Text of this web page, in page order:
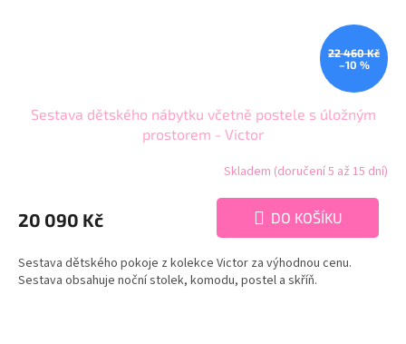
22 460 Kč
–10 %
Sestava dětského nábytku včetně postele s úložným
prostorem - Victor
Skladem (doručení 5 až 15 dní)
20 090 Kč DO KOŠÍKU
Sestava dětského pokoje z kolekce Victor za výhodnou cenu.
Sestava obsahuje noční stolek, komodu, postel a skříň.